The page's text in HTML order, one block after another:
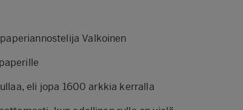
Valkoinen
eli jopa 1600 arkkia kerralla